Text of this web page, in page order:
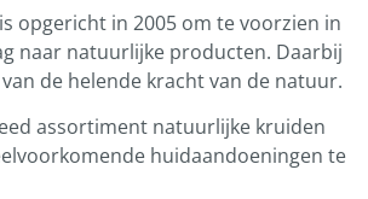
opgericht in 2005 om te voorzien in
naar natuurlijke producten. Daarbij
de helende kracht van de natuur.
assortiment natuurlijke kruiden
huidaandoeningen te